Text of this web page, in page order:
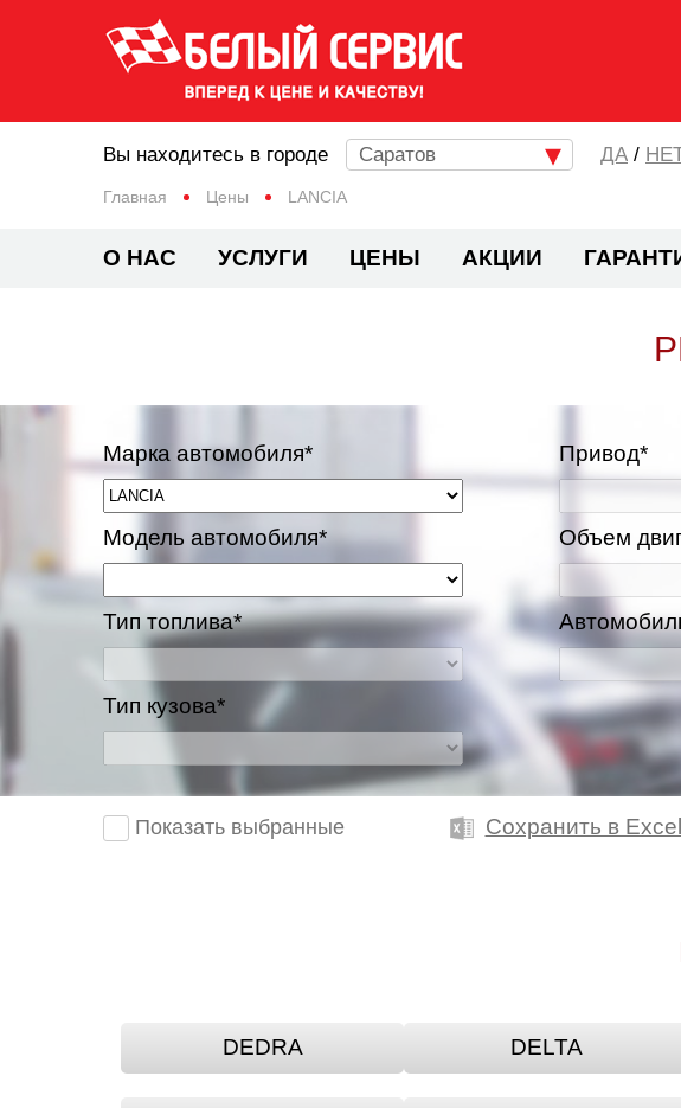
Главная Цены LANCIA
Вы находитесь в городе Саратов /
О НАС УСЛУГИ ЦЕНЫ АКЦИИ
Марка автомобиля*
Модель автомобиля*
Тип топлива*
Тип кузова*
Привод*
Объем
Показать выбранные Сохранить в Excel
DEDRA DELTA